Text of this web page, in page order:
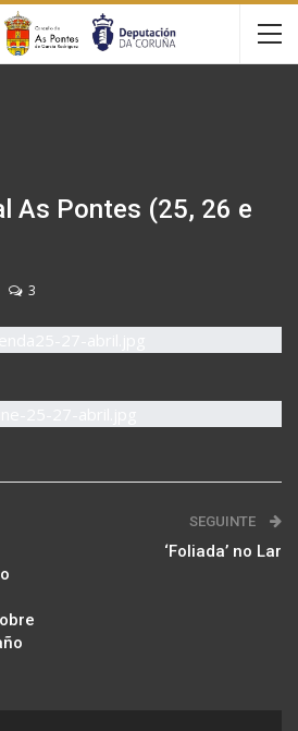
As Pontes (25, 26 e
3
SEGUINTE
‘Foliada’ no Lar